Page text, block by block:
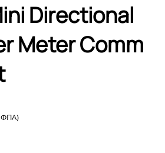
Directional
Meter Comm
ΦΠΑ)